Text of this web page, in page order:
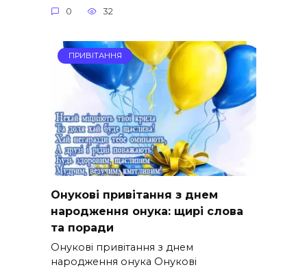
0 32
ПРИВІТАННЯ
Онукові привітання з днем
народження онука: щирі слова
та поради
Онукові привітання з днем
народження онука Онукові